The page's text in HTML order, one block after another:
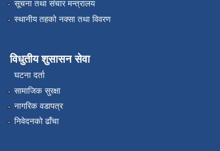
सूचना तथा संचार मन्त्रालय
स्थानीय तहको नक्सा तथा विवरण
विधुतीय शुसासन सेवा
घटना दर्ता
सामाजिक सुरक्षा
नागरिक वडापत्र
निवेदनको ढाँचा